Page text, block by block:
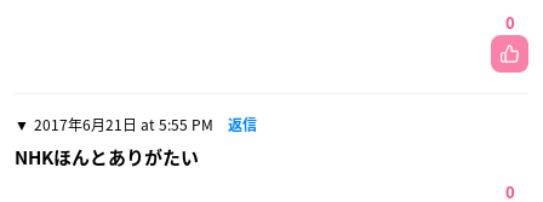
0
2017年6月21日 at 5:55 PM 返信
NHKほんとありがたい
0